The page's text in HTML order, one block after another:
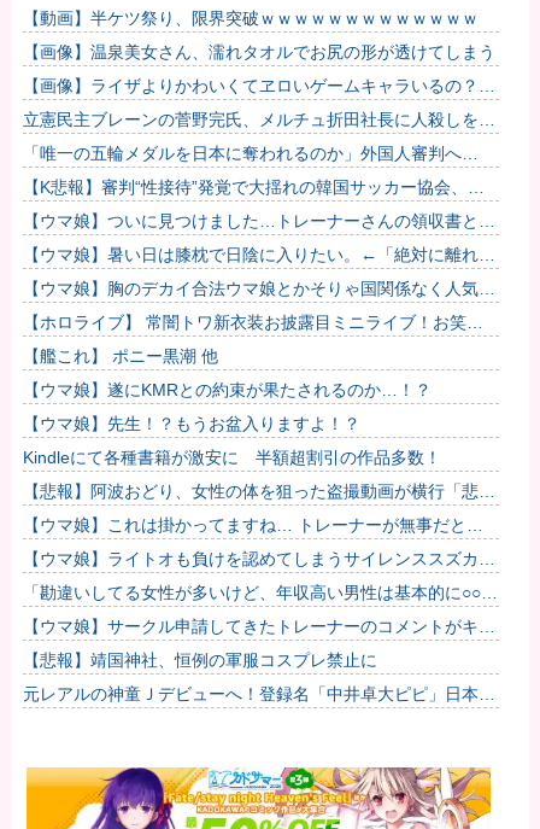
【動画】半ケツ祭り、限界突破ｗｗｗｗｗｗｗｗｗｗｗｗｗ
【画像】温泉美女さん、濡れタオルでお尻の形が透けてしまう
【画像】ライザよりかわいくてヱロいゲームキャラいるの？ｗ
ｗｗｗｗ
立憲民主ブレーンの菅野完氏、メルチュ折田社長に人殺しを連
呼
「唯一の五輪メダルを日本に奪われるのか」外国人審判へ
の“性接待”で大揺れの韓国サッカー界、ロンドン五輪メダル剝
奪の可能性...
【K悲報】審判“性接待”発覚で大揺れの韓国サッカー協会、当
然『あの大会』についても疑われてしまう…
【ウマ娘】ついに見つけました…トレーナーさんの領収書と給
与明細！！
【ウマ娘】暑い日は膝枕で日陰に入りたい。←「絶対に離れた
くない場所だな」
【ウマ娘】胸のデカイ合法ウマ娘とかそりゃ国関係なく人気出
るわな
【ホロライブ】 常闇トワ新衣装お披露目ミニライブ！お笑い
芸人みたいなリアクションをするトワ様
【艦これ】 ポニー黒潮 他
【ウマ娘】遂にKMRとの約束が果たされるのか…！？
【ウマ娘】先生！？もうお盆入りますよ！？
Kindleにて各種書籍が激安に 半額超割引の作品多数！
【悲報】阿波おどり、女性の体を狙った盗撮動画が横行「悲し
いし、気持ち悪い」
【ウマ娘】これは掛かってますね… トレーナーが無事だとい
いのですが…
【ウマ娘】ライトオも負けを認めてしまうサイレンススズカ定
規概念ｗｗｗ
「勘違いしてる女性が多いけど、年収高い男性は基本的に○○で
す」→共感殺到で拡散 やはりこれが真実なのか他
【ウマ娘】サークル申請してきたトレーナーのコメントがキモ
すぎて草ｗｗｗ「このまま成長したらどうなるんや…」他
【悲報】靖国神社、恒例の軍服コスプレ禁止に
元レアルの神童Ｊデビューへ！登録名「中井卓大ピピ」日本初